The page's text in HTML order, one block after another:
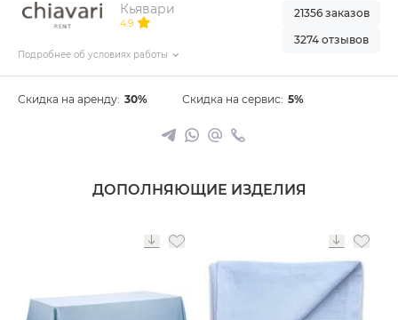
Кьявари
4.9
Подробнее об условиях работы
21356 заказов
3274 отзывов
Скидка на аренду: 30% Скидка на сервис: 5%
ДОПОЛНЯЮЩИЕ ИЗДЕЛИЯ